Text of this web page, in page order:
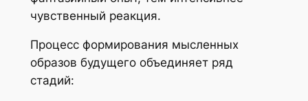
чувственный реакция.
Процесс формирования мысленных
образов будущего объединяет ряд
стадий: